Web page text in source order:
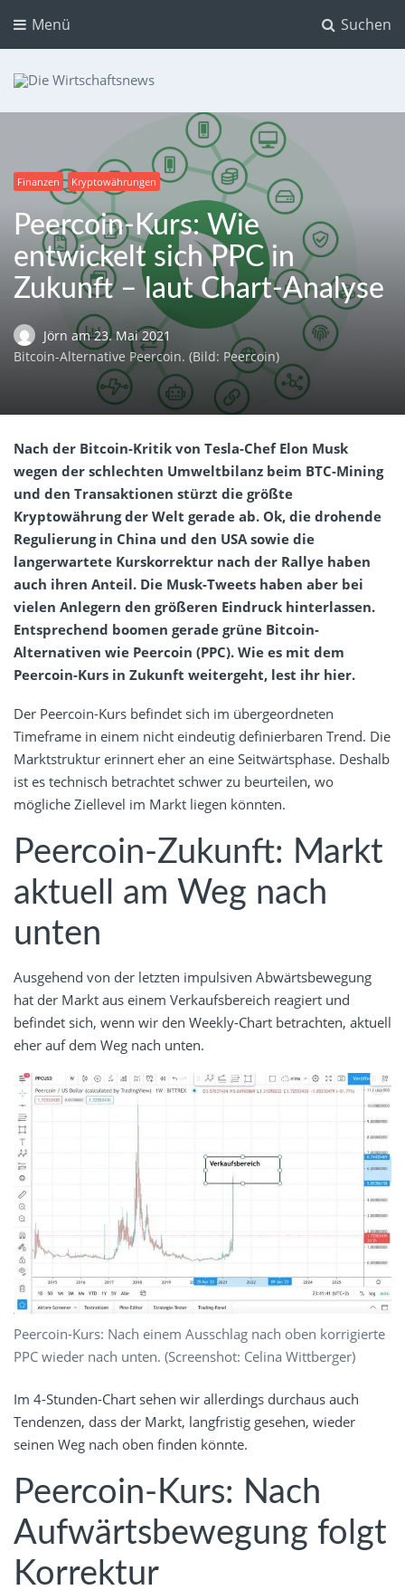
Suchen
Menü
Dein Ratgeber für Aktien und Kryptowährungen
Finanzen Kryptowährungen
Peercoin-Kurs: Wie
entwickelt sich PPC in
Zukunft – laut Chart-Analyse
Jörn am 23. Mai 2021
Bitcoin-Alternative Peercoin. (Bild: Peercoin)
Nach der Bitcoin-Kritik von Tesla-Chef Elon Musk
wegen der schlechten Umweltbilanz beim BTC-Mining
und den Transaktionen stürzt die größte
Kryptowährung der Welt gerade ab. Ok, die drohende
Regulierung in China und den USA sowie die
langerwartete Kurskorrektur nach der Rallye haben
auch ihren Anteil. Die Musk-Tweets haben aber bei
vielen Anlegern den größeren Eindruck hinterlassen.
Entsprechend boomen gerade grüne Bitcoin-
Alternativen wie Peercoin (PPC). Wie es mit dem
Peercoin-Kurs in Zukunft weitergeht, lest ihr hier.
Der Peercoin-Kurs befindet sich im übergeordneten
Timeframe in einem nicht eindeutig definierbaren Trend. Die
Marktstruktur erinnert eher an eine Seitwärtsphase. Deshalb
ist es technisch betrachtet schwer zu beurteilen, wo
mögliche Ziellevel im Markt liegen könnten.
Peercoin-Zukunft: Markt
aktuell am Weg nach
unten
Ausgehend von der letzten impulsiven Abwärtsbewegung
hat der Markt aus einem Verkaufsbereich reagiert und
befindet sich, wenn wir den Weekly-Chart betrachten, aktuell
eher auf dem Weg nach unten.
Peercoin-Kurs: Nach einem Ausschlag nach oben korrigierte
PPC wieder nach unten. (Screenshot: Celina Wittberger)
Im 4-Stunden-Chart sehen wir allerdings durchaus auch
Tendenzen, dass der Markt, langfristig gesehen, wieder
seinen Weg nach oben finden könnte.
Peercoin-Kurs: Nach
Aufwärtsbewegung folgt
Korrektur